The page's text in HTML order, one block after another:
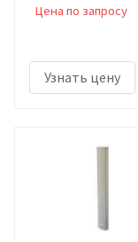
Цена по запросу
Узнать цену